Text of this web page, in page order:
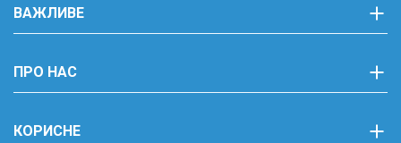
ВАЖЛИВЕ
ПРО НАС
КОРИСНЕ